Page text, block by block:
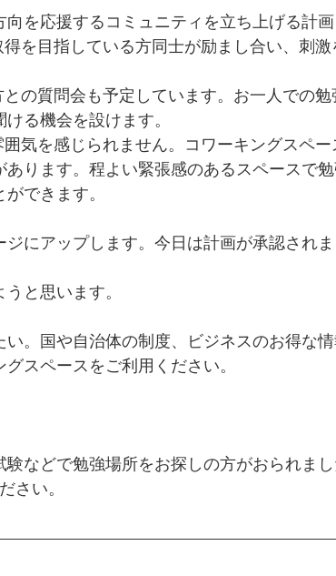
を応援するコミュニティを立ち上げる計
を目指している方同士が励まし合い、刺
の質問会も予定しています。お一人での
る機会を設けます。
気を感じられません。コワーキングスペ
ります。程よい緊張感のあるスペースで
できます。
にアップします。今日は計画が承認され
と思います。
。国や自治体の制度、ビジネスのお得な
スペースをご利用ください。
などで勉強場所をお探しの方がおられま
さい。